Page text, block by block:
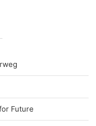
Future